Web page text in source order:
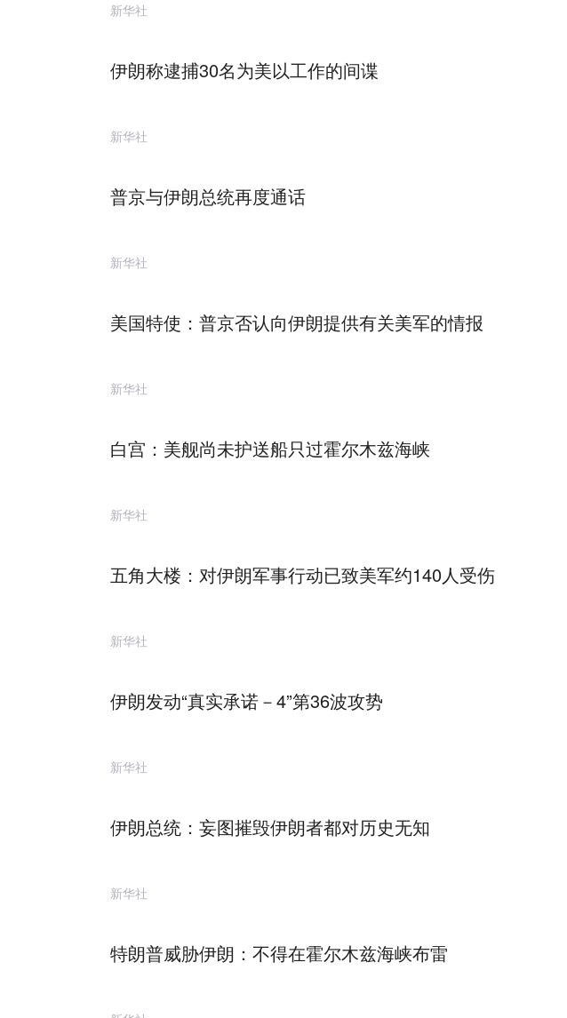
新华社
伊朗称逮捕30名为美以工作的间谍
新华社
普京与伊朗总统再度通话
新华社
美国特使：普京否认向伊朗提供有关美军的情报
新华社
白宫：美舰尚未护送船只过霍尔木兹海峡
新华社
五角大楼：对伊朗军事行动已致美军约140人受伤
新华社
伊朗发动“真实承诺－4”第36波攻势
新华社
伊朗总统：妄图摧毁伊朗者都对历史无知
新华社
特朗普威胁伊朗：不得在霍尔木兹海峡布雷